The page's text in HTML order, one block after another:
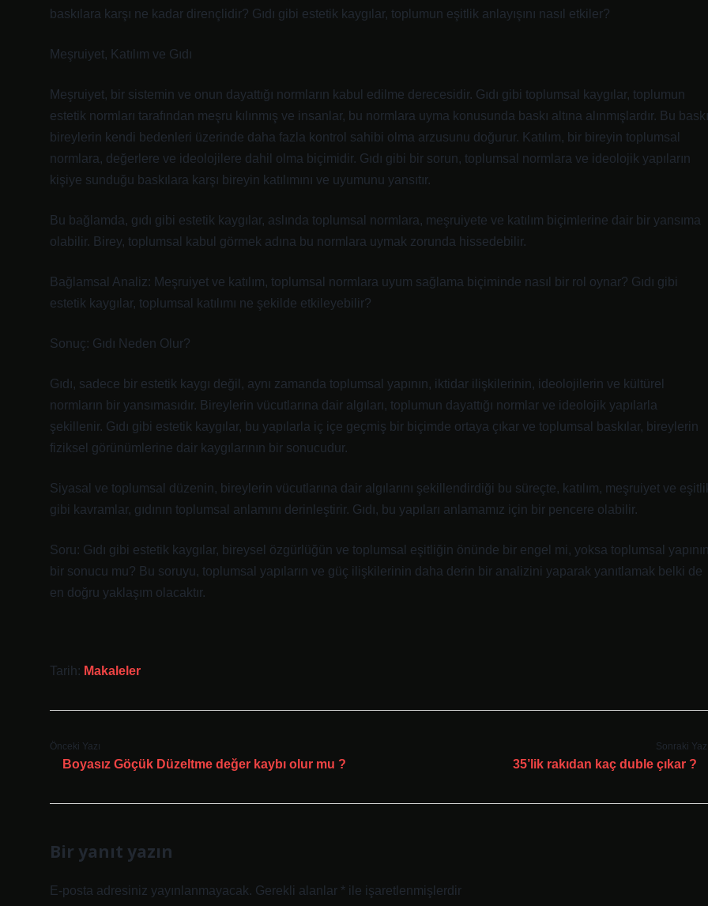
baskılara karşı ne kadar dirençlidir? Gıdı gibi estetik kaygılar, toplumun eşitlik anlayışını nasıl etkiler?
Meşruiyet, Katılım ve Gıdı
Meşruiyet, bir sistemin ve onun dayattığı normların kabul edilme derecesidir. Gıdı gibi toplumsal kaygılar, toplumun
estetik normları tarafından meşru kılınmış ve insanlar, bu normlara uyma konusunda baskı altına alınmışlardır. Bu
bireylerin kendi bedenleri üzerinde daha fazla kontrol sahibi olma arzusunu doğurur. Katılım, bir bireyin toplumsal
normlara, değerlere ve ideolojilere dahil olma biçimidir. Gıdı gibi bir sorun, toplumsal normlara ve ideolojik yapıların
kişiye sunduğu baskılara karşı bireyin katılımını ve uyumunu yansıtır.
Bu bağlamda, gıdı gibi estetik kaygılar, aslında toplumsal normlara, meşruiyete ve katılım biçimlerine dair bir yansıma
olabilir. Birey, toplumsal kabul görmek adına bu normlara uymak zorunda hissedebilir.
Bağlamsal Analiz: Meşruiyet ve katılım, toplumsal normlara uyum sağlama biçiminde nasıl bir rol oynar? Gıdı gibi
estetik kaygılar, toplumsal katılımı ne şekilde etkileyebilir?
Sonuç: Gıdı Neden Olur?
Gıdı, sadece bir estetik kaygı değil, aynı zamanda toplumsal yapının, iktidar ilişkilerinin, ideolojilerin ve kültürel
normların bir yansımasıdır. Bireylerin vücutlarına dair algıları, toplumun dayattığı normlar ve ideolojik yapılarla
şekillenir. Gıdı gibi estetik kaygılar, bu yapılarla iç içe geçmiş bir biçimde ortaya çıkar ve toplumsal baskılar, bireylerin
fiziksel görünümlerine dair kaygılarının bir sonucudur.
Siyasal ve toplumsal düzenin, bireylerin vücutlarına dair algılarını şekillendirdiği bu süreçte, katılım, meşruiyet ve
gibi kavramlar, gıdının toplumsal anlamını derinleştirir. Gıdı, bu yapıları anlamamız için bir pencere olabilir.
Soru: Gıdı gibi estetik kaygılar, bireysel özgürlüğün ve toplumsal eşitliğin önünde bir engel mi, yoksa toplumsal
bir sonucu mu? Bu soruyu, toplumsal yapıların ve güç ilişkilerinin daha derin bir analizini yaparak yanıtlamak belki de
en doğru yaklaşım olacaktır.
Tarih: Makaleler
Önceki Yazı
Boyasız Göçük Düzeltme değer kaybı olur mu ?
Sonraki
35’lik rakıdan kaç duble çıkar ?
Bir yanıt yazın
E-posta adresiniz yayınlanmayacak. Gerekli alanlar * ile işaretlenmişlerdir